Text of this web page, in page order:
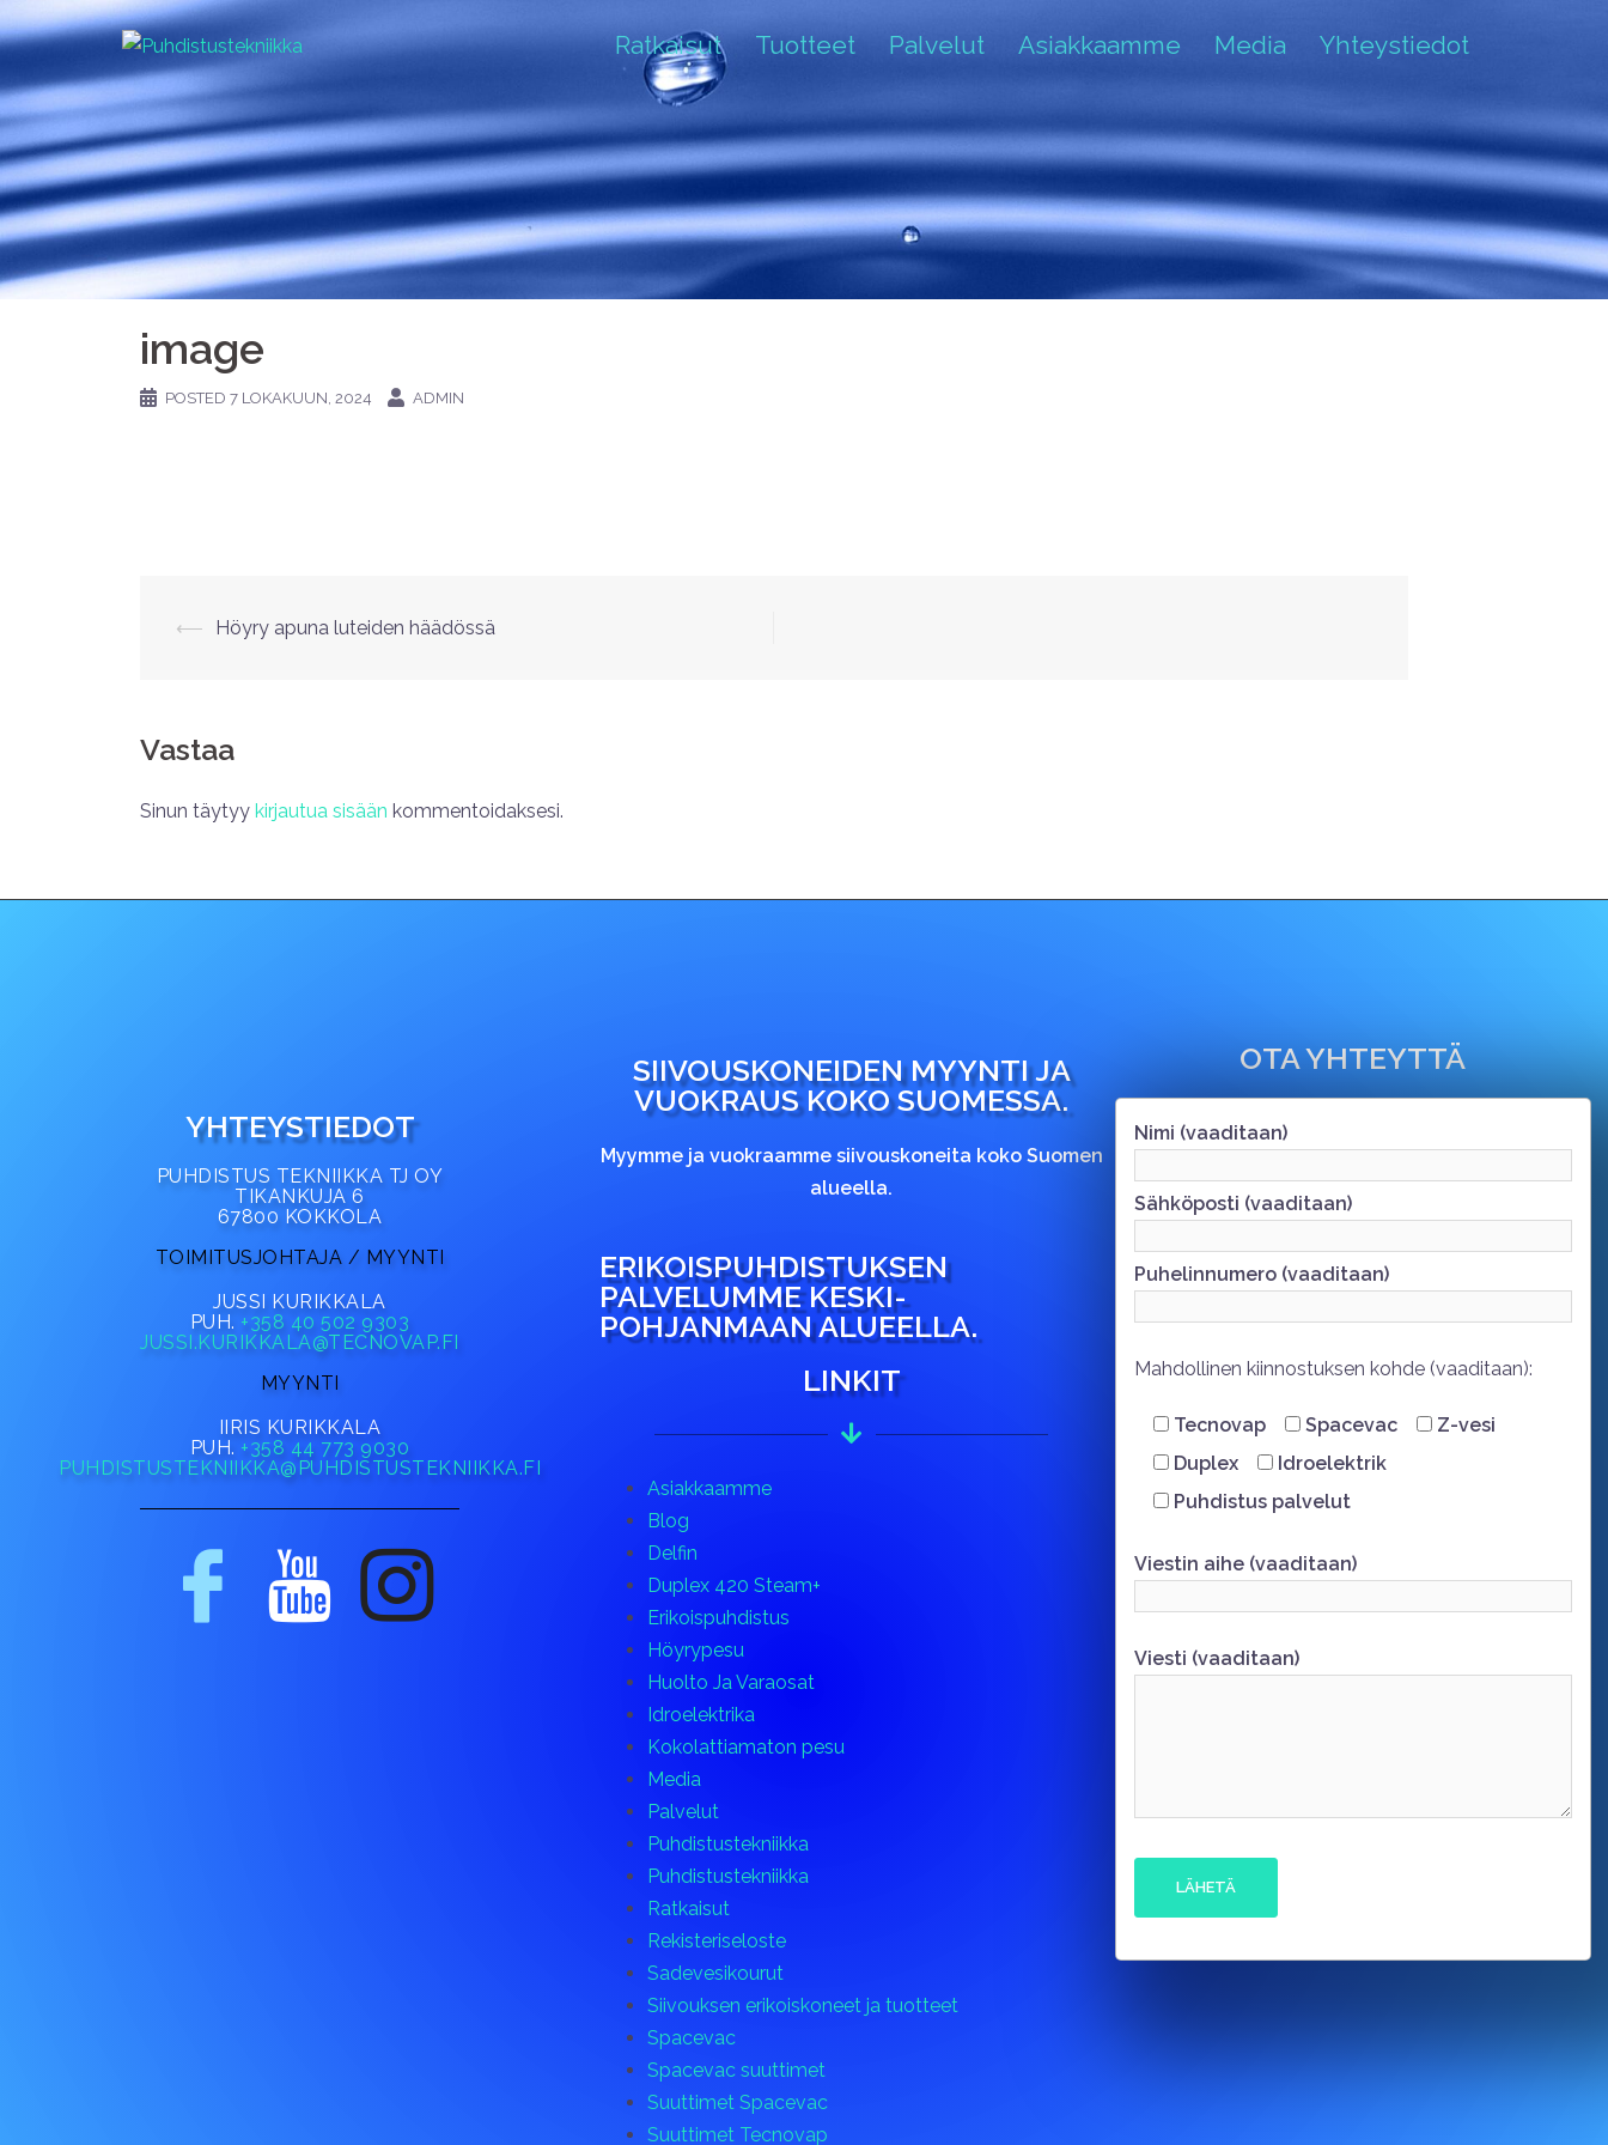
Ratkaisut Tuotteet Palvelut Asiakkaamme Media Yhteystiedot
image
POSTED 7 LOKAKUUN, 2024 ADMIN
⟵ Höyry apuna luteiden häädössä
Vastaa
Sinun täytyy kirjautua sisään kommentoidaksesi.
YHTEYSTIEDOT
PUHDISTUS TEKNIIKKA TJ OY
TIKANKUJA 6
67800 KOKKOLA
TOIMITUSJOHTAJA / MYYNTI
JUSSI KURIKKALA
PUH. +358 40 502 9303
JUSSI.KURIKKALA@TECNOVAP.FI
MYYNTI
IIRIS KURIKKALA
PUH. +358 44 773 9030
PUHDISTUSTEKNIIKKA@PUHDISTUSTEKNIIKKA.FI
SIIVOUSKONEIDEN MYYNTI JA
VUOKRAUS KOKO SUOMESSA.
Myymme ja vuokraamme siivouskoneita koko Suomen
alueella.
ERIKOISPUHDISTUKSEN
PALVELUMME KESKI-
POHJANMAAN ALUEELLA.
LINKIT
Asiakkaamme
Blog
Delfin
Duplex 420 Steam+
Erikoispuhdistus
Höyrypesu
Huolto Ja Varaosat
Idroelektrika
Kokolattiamaton pesu
Media
Palvelut
Puhdistustekniikka
Puhdistustekniikka
Ratkaisut
Rekisteriseloste
Sadevesikourut
Siivouksen erikoiskoneet ja tuotteet
Spacevac
Spacevac suuttimet
Suuttimet Spacevac
Suuttimet Tecnovap
OTA YHTEYTTÄ
Nimi (vaaditaan)
Sähköposti (vaaditaan)
Puhelinnumero (vaaditaan)
Mahdollinen kiinnostuksen kohde (vaaditaan):
Tecnovap Spacevac
Z-vesi
Duplex
Idroelektrik
Puhdistus palvelut
Viestin aihe (vaaditaan)
Viesti (vaaditaan)